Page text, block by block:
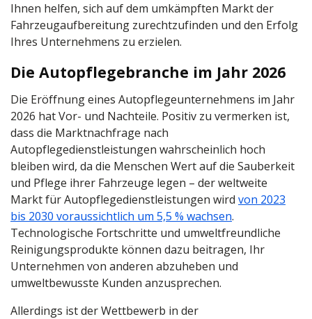
Ihnen helfen, sich auf dem umkämpften Markt der
Fahrzeugaufbereitung zurechtzufinden und den Erfolg
Ihres Unternehmens zu erzielen.
Die Autopflegebranche im Jahr 2026
Die Eröffnung eines Autopflegeunternehmens im Jahr
2026 hat Vor- und Nachteile. Positiv zu vermerken ist,
dass die Marktnachfrage nach
Autopflegedienstleistungen wahrscheinlich hoch
bleiben wird, da die Menschen Wert auf die Sauberkeit
und Pflege ihrer Fahrzeuge legen – der weltweite
Markt für Autopflegedienstleistungen wird von 2023
bis 2030 voraussichtlich um 5,5 % wachsen.
Technologische Fortschritte und umweltfreundliche
Reinigungsprodukte können dazu beitragen, Ihr
Unternehmen von anderen abzuheben und
umweltbewusste Kunden anzusprechen.
Allerdings ist der Wettbewerb in der